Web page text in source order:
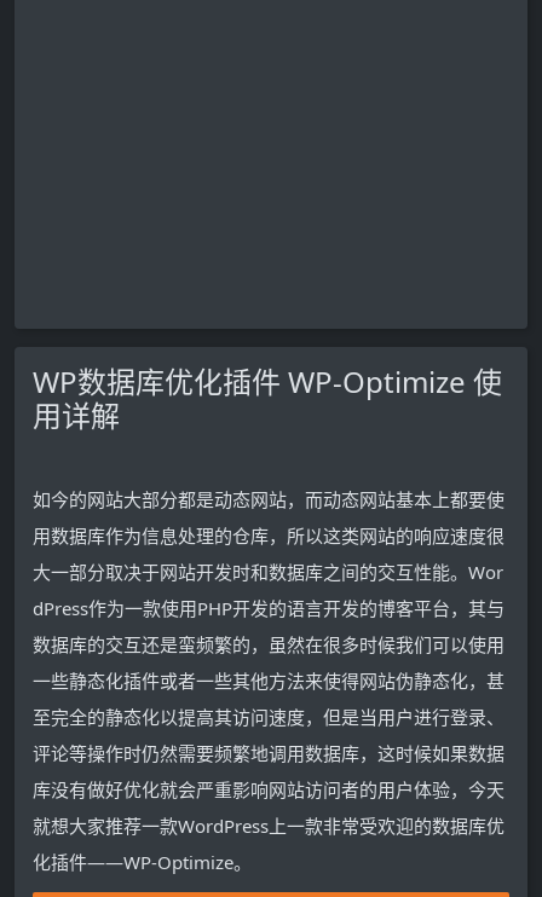
WP数据库优化插件 WP-Optimize 使
用详解
如今的网站大部分都是动态网站，而动态网站基本上都要使
用数据库作为信息处理的仓库，所以这类网站的响应速度很
大一部分取决于网站开发时和数据库之间的交互性能。Wor
dPress作为一款使用PHP开发的语言开发的博客平台，其与
数据库的交互还是蛮频繁的，虽然在很多时候我们可以使用
一些静态化插件或者一些其他方法来使得网站伪静态化，甚
至完全的静态化以提高其访问速度，但是当用户进行登录、
评论等操作时仍然需要频繁地调用数据库，这时候如果数据
库没有做好优化就会严重影响网站访问者的用户体验，今天
就想大家推荐一款WordPress上一款非常受欢迎的数据库优
化插件——WP-Optimize。